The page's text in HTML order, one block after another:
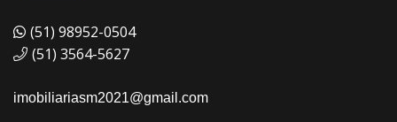
(51) 98952-0504
(51) 3564-5627
imobiliariasm2021@gmail.com